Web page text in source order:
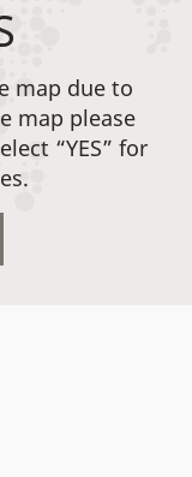
map due to
map please
“YES” for